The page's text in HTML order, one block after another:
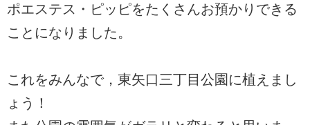
ポエステス・ピッピをたくさんお預かりできる
ことになりました。
これをみんなで，東矢口三丁目公園に植えまし
ょう！